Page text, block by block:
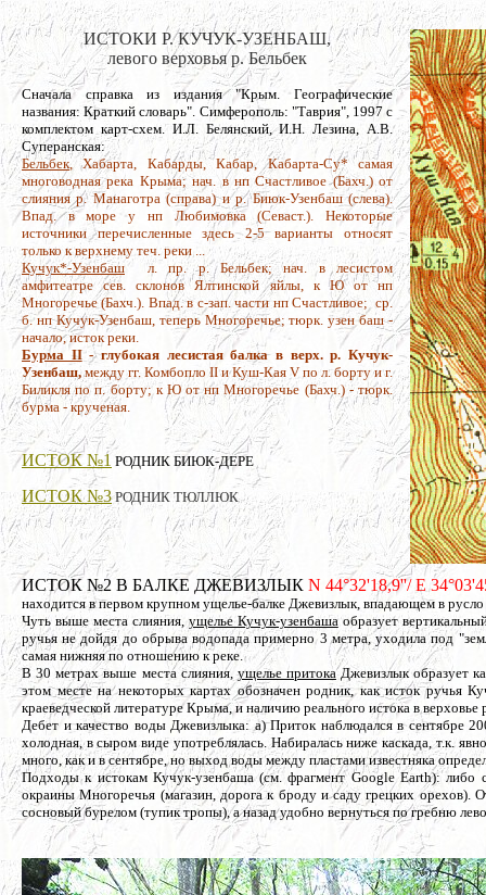
ИСТОКИ Р. КУЧУК-УЗЕНБАШ,
левого верховья р. Бельбек
Сначала справка из издания "Крым. Географические
названия: Краткий словарь". Симферополь: "Таврия", 1997 с
комплектом карт-схем. И.Л. Белянский, И.Н. Лезина, А.В.
Суперанская:
Бельбек, Хабарта, Кабарды, Кабар, Кабарта-Су* самая
многоводная река Крыма; нач. в нп Счастливое (Бахч.) от
слияния р. Манаготра (справа) и р. Биюк-Узенбаш (слева).
Впад. в море у нп Любимовка (Севаст.). Некоторые
источники перечисленные здесь 2-5 варианты относят
только к верхнему теч. реки ...
Кучук*-Узенбаш л. пр. р. Бельбек; нач. в лесистом
амфитеатре сев. склонов Ялтинской яйлы, к Ю от нп
Многоречье (Бахч.). Впад. в с-зап. части нп Счастливое; ср.
б. нп Кучук-Узенбаш, теперь Многоречье; тюрк. узен баш -
начало, исток реки.
Бурма II- глубокая лесистая балка в верх. р. Кучук-
Узенбаш,между гг. Комбопло II и Куш-Кая V по л. борту и г.
Биликля по п. борту; к Ю от нп Многоречье (Бахч.) - тюрк.
бурма - крученая.
ИСТОК №1 РОДНИК БИЮК-ДЕРЕ
ИСТОК №3РОДНИК ТЮЛЛЮК
ИСТОК №2 В БАЛКЕ ДЖЕВИЗЛЫК N 44°32'18,9''/ E
находится в первом крупном ущелье-балке Джевизлык, впадающем в
Чуть выше места слияния, ущелье Кучук-узенбашаобразует
ручья не дойдя до обрыва водопада примерно 3 метра, уходила под
самая нижняя по отношению к реке.
В 30 метрах выше места слияния,ущелье притокаДжевизлык образует
этом месте на некоторых картах обозначен родник, как исток ручья
краеведческой литературе Крыма, и наличию реального истока в верховье
Дебет и качество воды Джевизлыка: а) Приток наблюдался в сентябре
холодная, в сыром виде употреблялась. Набиралась ниже каскада, т.к.
много, как и в сентябре, но выход воды между пластами известняка
Подходы к истокам Кучук-узенбаша (см. фрагмент Google Earth):
окраины Многоречья (магазин, дорога к броду и саду грецких орехов).
сосновый бурелом (тупик тропы), а назад удобно вернуться по гребню